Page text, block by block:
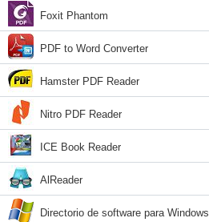
Foxit Phantom
PDF to Word Converter
Hamster PDF Reader
Nitro PDF Reader
ICE Book Reader
AlReader
Directorio de software para Windows